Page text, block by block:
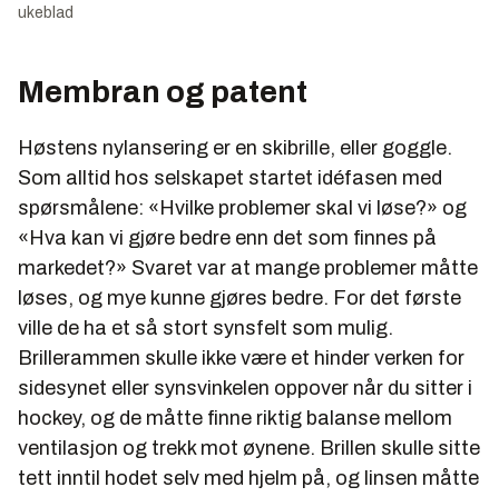
ukeblad
Membran og patent
Høstens nylansering er en skibrille, eller goggle.
Som alltid hos selskapet startet idéfasen med
spørsmålene: «Hvilke problemer skal vi løse?» og
«Hva kan vi gjøre bedre enn det som finnes på
markedet?» Svaret var at mange problemer måtte
løses, og mye kunne gjøres bedre. For det første
ville de ha et så stort synsfelt som mulig.
Brillerammen skulle ikke være et hinder verken for
sidesynet eller synsvinkelen oppover når du sitter i
hockey, og de måtte finne riktig balanse mellom
ventilasjon og trekk mot øynene. Brillen skulle sitte
tett inntil hodet selv med hjelm på, og linsen måtte